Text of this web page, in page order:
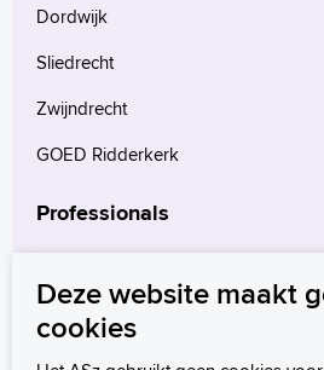
Polski
Dordwijk
Sliedrecht
Zwijndrecht
GOED Ridderkerk
Professionals
Verwijzers
Wetenschappelijk onderzoek
Deze website maakt
cookies